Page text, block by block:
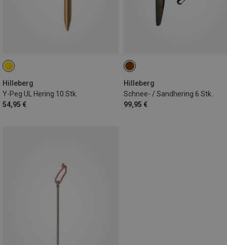
Hilleberg
Y-Peg UL Hering 10 Stk.
54,95 €
Hilleberg
Schnee- / Sandhering 6 Stk.
99,95 €